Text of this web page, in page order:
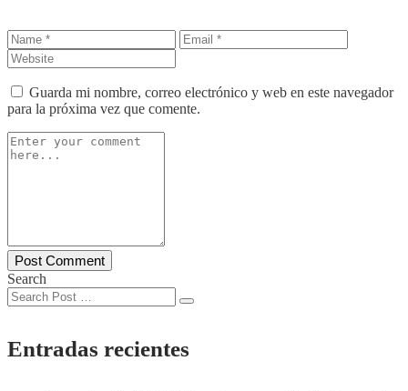
Guarda mi nombre, correo electrónico y web en este navegador
para la próxima vez que comente.
Search
Entradas recientes